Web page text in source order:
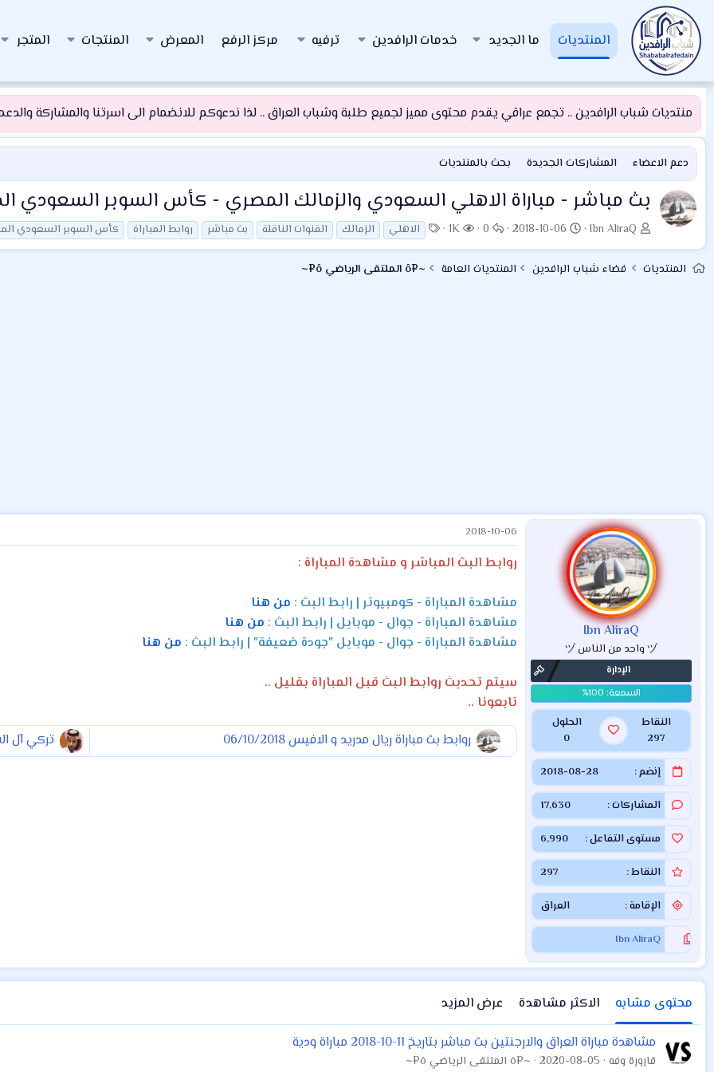
المنتديات ما الجديد خدمات الرافدين ترفيه مركز الرفع المعرض المنتجات المتجر
منتديات شباب الرافدين .. تجمع عراقي يقدم محتوى مميز لجميع طلبة وشباب العراق .. لذا ندعوكم للانضمام الى اسرتنا والمشاركة
دعم الاعضاء المشاركات الجديدة بحث بالمنتديات
بث مباشر - مباراة الاهلي السعودي والزمالك المصري - كأس السوبر السعودي
ب
ا
د
Ibn AliraQ
ت
ا
ر
2018-10-06
ا
ل
ر
0
ا
ل
م
1K
ا
ل
و
الاهلي الزمالك القنوات الناقلة بث مباشر روابط المباراة كأس السوبر السعودي
المنتديات فضاء شباب الرافدين المنتديات العامة ~¤ô الملتقى الرياضي ô¤~
Ibn AliraQ
ヅ واحد من الناس ヅ
الإدارة
النقاط
297
الحلول
0
إنضم 2018-08-28
المشاركات 17,630
مستوى التفاعل 6,990
النقاط 297
الإقامة العراق
Ibn AliraQ
2018-10-06
روابط البث المباشر و مشاهدة المباراة :
مشاهدة المباراة - كومبيوتر | رابط البث : من هنا
مشاهدة المباراة - جوال - موبايل | رابط البث : من هنا
مشاهدة المباراة - جوال - موبايل "جودة ضعيفة" | رابط البث : من هنا
سيتم تحديث روابط البث قبل المباراة بقليل ..
تابعونا ..
روابط بث مباراة ريال مدريد و الافيس 06/10/2018
محتوى مشابه الاكثر مشاهدة
عرض المزيد
مشاهدة مباراة العراق والارجنتين بث مباشر بتاريخ 11-10-2018 مباراة ودية
قارورة وفه 2020-08-05 ~¤ô الملتقى الرياضي ô¤~